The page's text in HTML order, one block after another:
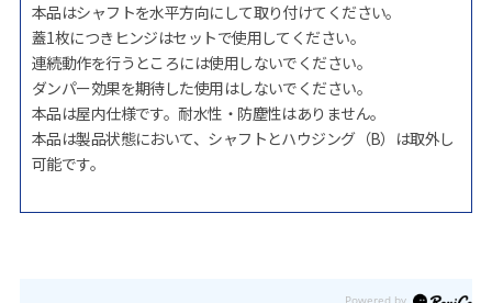
本品はシャフトを水平方向にして取り付けてください。
蓋1枚につきヒンジはセットで使用してください。
連続動作を行うところには使用しないでください。
ダンパー効果を期待した使用はしないでください。
本品は屋内仕様です。耐水性・防塵性はありません。
本品は製品状態において、シャフトとハウジング（B）は取外し
可能です。